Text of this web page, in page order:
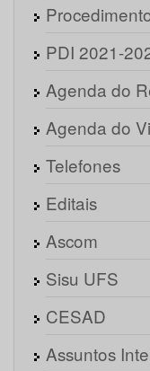
PDI 2021-
Agenda do
Agenda do
Telefones
Editais
Ascom
Sisu UFS
CESAD
Assuntos